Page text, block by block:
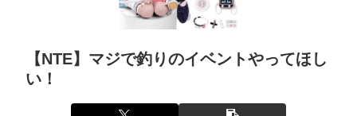
【NTE】マジで釣りのイベントやってほし
い！